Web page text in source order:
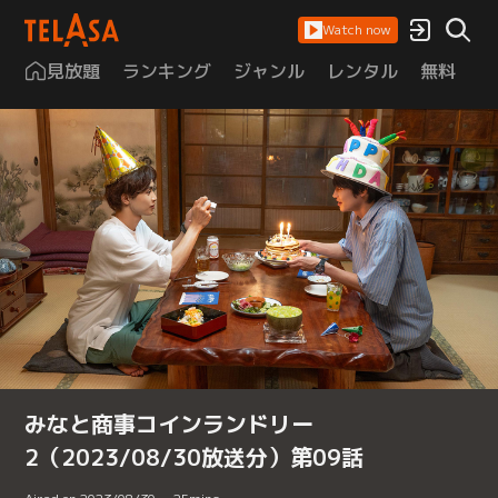
Watch now
見放題 ランキング ジャンル レンタル 無料
みなと商事コインランドリー
2（2023/08/30放送分）第09話